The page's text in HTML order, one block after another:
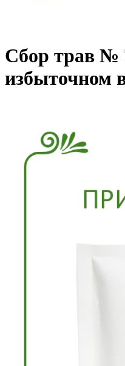
Сбор трав №
избыточном